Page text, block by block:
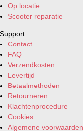
Op locatie
Scooter reparatie
Support
Contact
FAQ
Verzendkosten
Levertijd
Betaalmethoden
Retourneren
Klachtenprocedure
Cookies
Algemene voorwaarden